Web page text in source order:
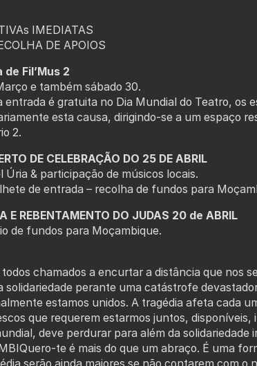
IMEDIATAS
DE APOIOS
de Fil’Mus 2
e também sábado 30.
entrada é gratuita no Dia Mundial do Teatro, os
esta causa, dirigindo-se a um espaço
2.
DE CELEBRAÇÃO DO 25 DE ABRIL
Úria & participação de músicos locais.
de entrada – recolha de fundos para
E REBENTAMENTO DO JUDAS 20 de ABRIL
de fundos para Moçambique.
todos chamados a encurtar a distância que nos
solidariedade perante uma catástrofe
estamos unidos. A tragédia afeta cada
que requerem estarmos juntos, disponíveis,
deve perdurar para além da solidariedade
te é mais do que um abraço. É uma